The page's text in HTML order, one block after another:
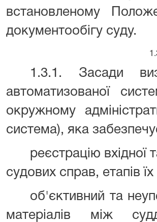
встановленому
документообігу суду.
1.3.1. Засади
автоматизованої
окружному
система), яка
реєстрацію вхідної
судових справ, етапів їх
об'єктивний та
матеріалів між